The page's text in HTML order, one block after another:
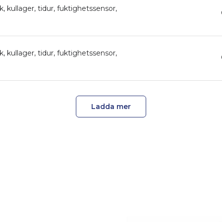
kullager, tidur, fuktighetssensor,
kullager, tidur, fuktighetssensor,
Ladda mer